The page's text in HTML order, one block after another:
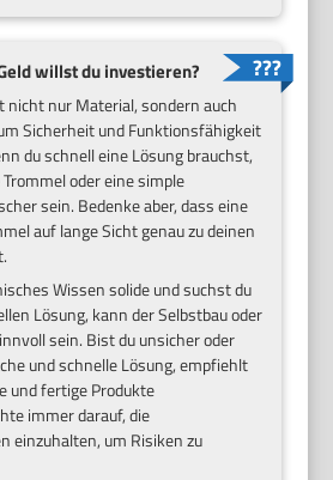
willst du investieren?
nicht nur Material, sondern auch
Sicherheit und Funktionsfähigkeit
du schnell eine Lösung brauchst,
oder eine simple
sein. Bedenke aber, dass eine
auf lange Sicht genau zu deinen
Wissen solide und suchst du
Lösung, kann der Selbstbau oder
sein. Bist du unsicher oder
und schnelle Lösung, empfiehlt
und fertige Produkte
immer darauf, die
einzuhalten, um Risiken zu